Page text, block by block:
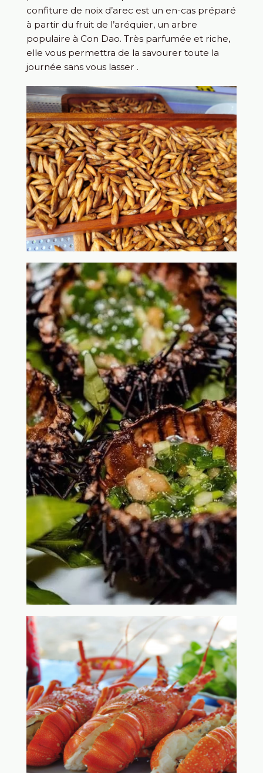
confiture de noix d’arec est un en-cas préparé
à partir du fruit de l’aréquier, un arbre
populaire à Con Dao. Très parfumée et riche,
elle vous permettra de la savourer toute la
journée sans vous lasser .